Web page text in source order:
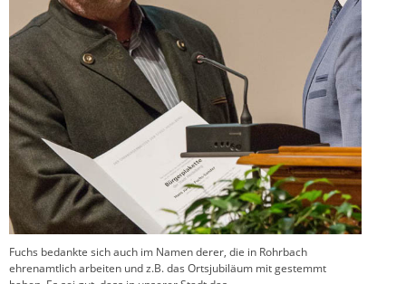
Fuchs bedankte sich auch im Namen derer, die in Rohrbach
ehrenamtlich arbeiten und z.B. das Ortsjubiläum mit gestemmt